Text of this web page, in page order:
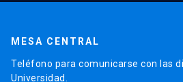
MESA CENTRAL
Teléfono para comunicarse con las
Universidad.